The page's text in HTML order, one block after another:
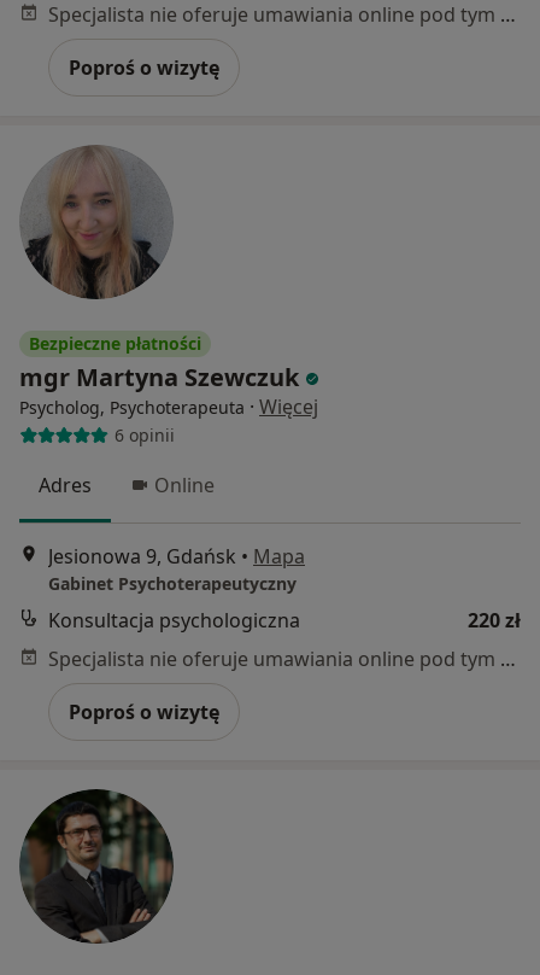
Specjalista nie oferuje umawiania online pod tym adresem.
Poproś o wizytę
Bezpieczne płatności
mgr Martyna Szewczuk
Psycholog, Psychoterapeuta · Więcej
6 opinii
Adres Online
Jesionowa 9, Gdańsk • Mapa
Gabinet Psychoterapeutyczny
Konsultacja psychologiczna
220 zł
Specjalista nie oferuje umawiania online pod tym adresem.
Poproś o wizytę